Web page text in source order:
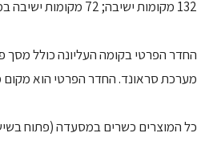
132 מקומות ישיבה; 72 מקומות ישיבה במסעדה, 14 מקומות על הבר ו-32 מקומות בחוץ ו20 מקומות בחדר הפרטי.
מערכת סראונד. החדר הפרטי הוא מקום
כל המוצרים כשרים במסעדה (פתוח בשישי